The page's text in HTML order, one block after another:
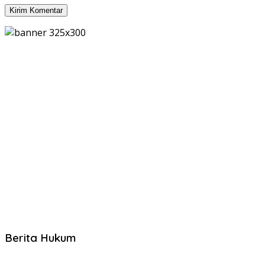
Berita Hukum